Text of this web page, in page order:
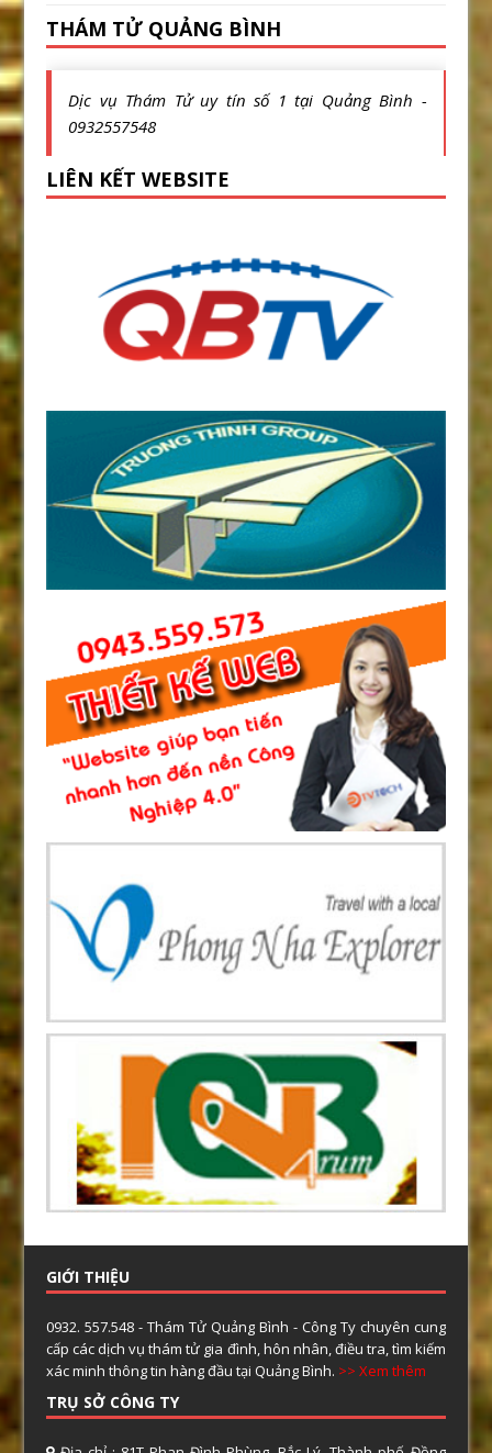
THÁM TỬ QUẢNG BÌNH
Dịc vụ Thám Tử uy tín số 1 tại Quảng Bình -
0932557548
LIÊN KẾT WEBSITE
GIỚI THIỆU
0932. 557.548 - Thám Tử Quảng Bình - Công Ty chuyên cung
cấp các dịch vụ thám tử gia đình, hôn nhân, điều tra, tìm kiếm
xác minh thông tin hàng đầu tại Quảng Bình. >> Xem thêm
TRỤ SỞ CÔNG TY